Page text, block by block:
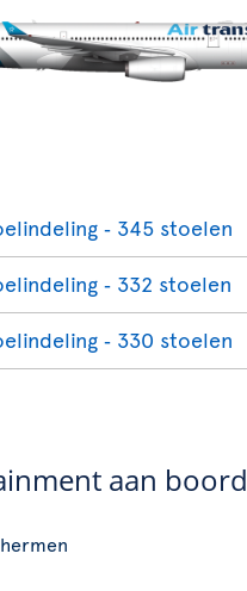
‐ 345 stoelen
‐ 332 stoelen
‐ 330 stoelen
aan boord